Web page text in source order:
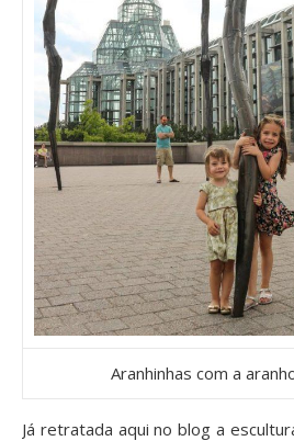
Aranhinhas com a
Já retratada aqui no blog a